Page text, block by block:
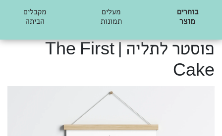
בוחרים
מוצר
מעלים
תמונות
מקבלים
הביתה
פוסטר לתליה | The First
Cake